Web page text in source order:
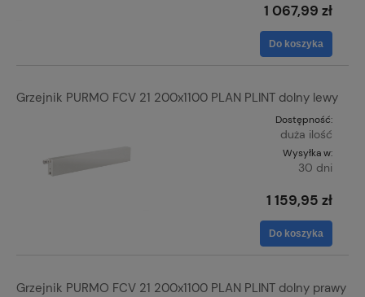
1 067,99 zł
Do koszyka
Grzejnik PURMO FCV 21 200x1100 PLAN PLINT dolny lewy
Dostępność:
duża ilość
Wysyłka w:
30 dni
1 159,95 zł
Do koszyka
Grzejnik PURMO FCV 21 200x1100 PLAN PLINT dolny prawy